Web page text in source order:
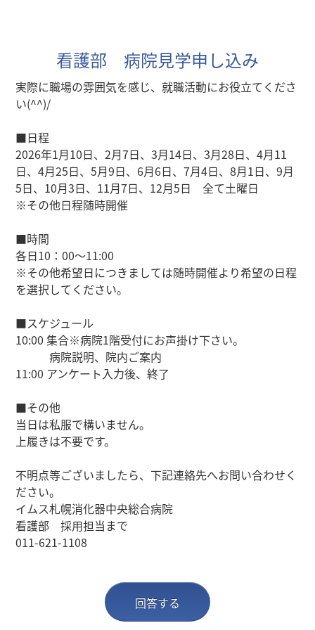
看護部 病院見学申し込み
実際に職場の雰囲気を感じ、就職活動にお役立てくださ
い(^^)/
■日程
2026年1月10日、2月7日、3月14日、3月28日、4月11
日、4月25日、5月9日、6月6日、7月4日、8月1日、9月
5日、10月3日、11月7日、12月5日 全て土曜日
※その他日程随時開催
■時間
各日10：00～11:00
※その他希望日につきましては随時開催より希望の日程
を選択してください。
■スケジュール
10:00 集合※病院1階受付にお声掛け下さい。
病院説明、院内ご案内
11:00 アンケート入力後、終了
■その他
当日は私服で構いません。
上履きは不要です。
不明点等ございましたら、下記連絡先へお問い合わせく
ださい。
イムス札幌消化器中央総合病院
看護部 採用担当まで
011-621-1108
回答する